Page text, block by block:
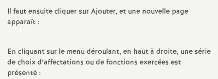
i
n
Il faut ensuite cliquer sur Ajouter, et une nouvelle page
apparaît :
En cliquant sur le menu déroulant, en haut à droite, une série
de choix d’affectations ou de fonctions exercées est
présenté :